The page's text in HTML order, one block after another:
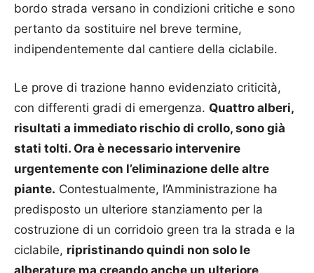
bordo strada versano in condizioni critiche e sono
pertanto da sostituire nel breve termine,
indipendentemente dal cantiere della ciclabile.
Le prove di trazione hanno evidenziato criticità,
con differenti gradi di emergenza. Quattro alberi,
risultati a immediato rischio di crollo, sono già
stati tolti. Ora è necessario intervenire
urgentemente con l’eliminazione delle altre
piante. Contestualmente, l’Amministrazione ha
predisposto un ulteriore stanziamento per la
costruzione di un corridoio green tra la strada e la
ciclabile, ripristinando quindi non solo le
alberature ma creando anche un ulteriore